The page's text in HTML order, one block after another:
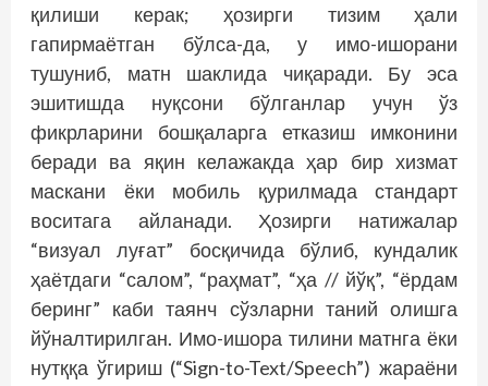
қилиши керак; ҳозирги тизим ҳали
гапирмаётган бўлса-да, у имо-ишорани
тушуниб, матн шаклида чиқаради. Бу эса
эшитишда нуқсони бўлганлар учун ўз
фикрларини бошқаларга етказиш имконини
беради ва яқин келажакда ҳар бир хизмат
маскани ёки мобиль қурилмада стандарт
воситага айланади. Ҳозирги натижалар
“визуал луғат” босқичида бўлиб, кундалик
ҳаётдаги “салом”, “раҳмат”, “ҳа // йўқ”, “ёрдам
беринг” каби таянч сўзларни таний олишга
йўналтирилган. Имо-ишора тилини матнга ёки
нутққа ўгириш (“Sign-to-Text/Speech”) жараёни